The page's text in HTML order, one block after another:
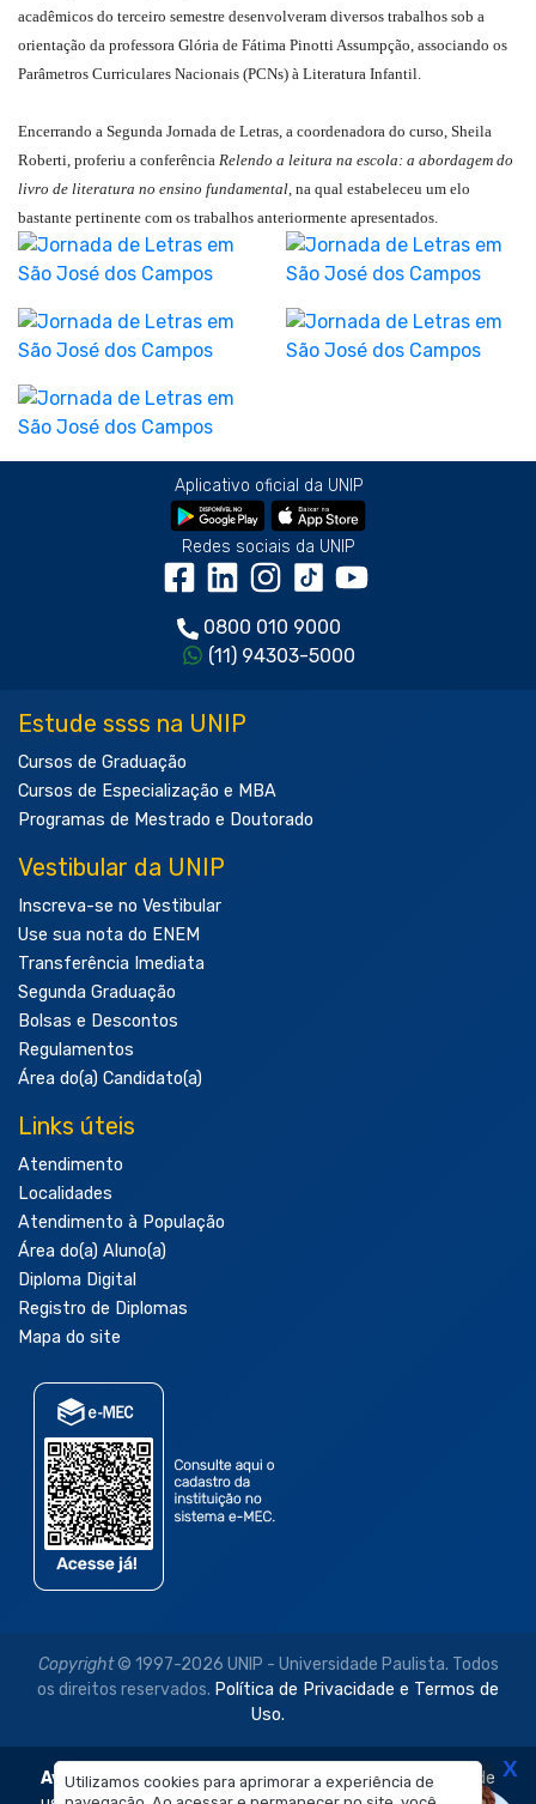
Utilizamos cookies para aprimorar a experiência de
acadêmicos do terceiro semestre desenvolveram diversos trabalhos sob a
orientação da professora Glória de Fátima Pinotti Assumpção, associando os
Parâmetros Curriculares Nacionais (PCNs) à Literatura Infantil.
Encerrando a Segunda Jornada de Letras, a coordenadora do curso, Sheila
Roberti, proferiu a conferência Relendo a leitura na escola: a abordagem do
livro de literatura no ensino fundamental, na qual estabeleceu um elo
bastante pertinente com os trabalhos anteriormente apresentados.
Aplicativo oficial da UNIP
Redes sociais da UNIP
0800 010 9000
(11) 94303-5000
Estude ssss na UNIP
Cursos de Graduação
Cursos de Especialização e MBA
Programas de Mestrado e Doutorado
Vestibular da UNIP
Inscreva-se no Vestibular
Use sua nota do ENEM
Transferência Imediata
Segunda Graduação
Bolsas e Descontos
Regulamentos
Área do(a) Candidato(a)
Links úteis
Atendimento
Localidades
Atendimento à População
Área do(a) Aluno(a)
Diploma Digital
Registro de Diplomas
Mapa do site
Copyright© 1997-2026 UNIP - Universidade Paulista. Todos
os direitos reservados. Política de Privacidade e Termos de
Uso.
Aviso Legal: As imagens disponibilizadas neste site são de X